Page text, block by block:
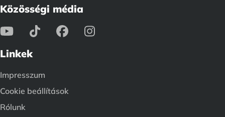
Közösségi média
Linkek
Impresszum
Cookie beállítások
Rólunk